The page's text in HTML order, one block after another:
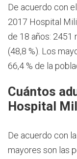
De acuerdo con
2017 Hospital
de 18 años: 2451
(48,8 %). Los
66,4 % de la
Cuántos
Hospital
De acuerdo con la
mayores son las